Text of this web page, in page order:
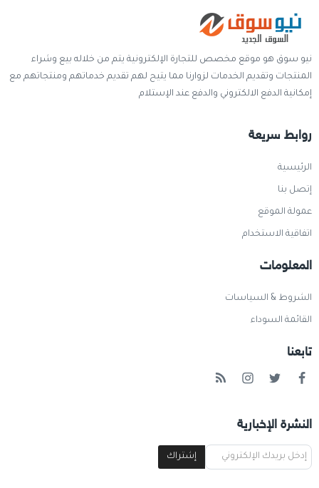
نيو سوق هو موقع مخصص للتجارة الإلكترونية يتم من خلاله بيع وشراء
المنتجات وتقديم الخدمات لزوارنا مما يتيح لهم تقديم خدماتهم ومنتجاتهم مع
إمكانية الدفع الالكتروني والدفع عند الإستلام
روابط سريعة
الرئيسية
إتصل بنا
عمولة الموقع
اتفاقية الاستخدام
المعلومات
الشروط & السياسات
القائمة السوداء
تابعنا
النشرة الإخبارية
إشتراك